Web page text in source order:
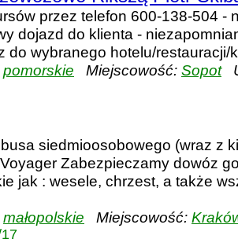
przez telefon 600-138-504 -
dojazd do klienta -
do wybranego hotelu/restauracji/
pomorskie Miejscowość: Sopot
siedmioosobowego (wraz z
Zabezpieczamy dowóz
jak : wesele, chrzest, a także
małopolskie Miejscowość:
17